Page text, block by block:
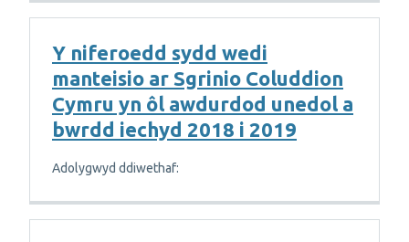
Y niferoedd sydd wedi
manteisio ar Sgrinio Coluddion
Cymru yn ôl awdurdod unedol a
bwrdd iechyd 2018 i 2019
Adolygwyd ddiwethaf: